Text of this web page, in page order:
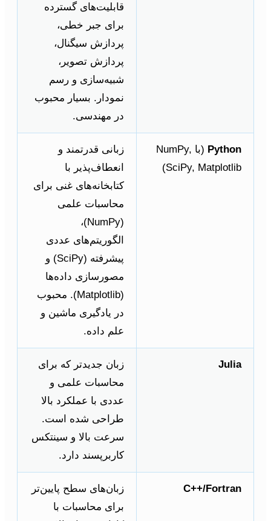
قابلیت‌های گسترده
برای جبر خطی،
پردازش سیگنال،
پردازش تصویر،
شبیه‌سازی و رسم
نمودار. بسیار محبوب
در مهندسی.
Python
(با NumPy,
SciPy, Matplotlib)
زبانی قدرتمند و
انعطاف‌پذیر با
کتابخانه‌های غنی برای
محاسبات علمی
(NumPy)،
الگوریتم‌های عددی
پیشرفته (SciPy) و
مصورسازی داده‌ها
(Matplotlib). محبوب
در یادگیری ماشین و
علم داده.
Julia
زبان جدیدتر که برای
محاسبات علمی و
عددی با عملکرد بالا
طراحی شده است.
سرعت بالا و سینتکس
کاربرپسند دارد.
C++/Fortran
زبان‌های سطح پایین‌تر
برای محاسبات با